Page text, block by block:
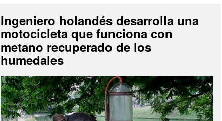
Ingeniero holandés desarrolla una
motocicleta que funciona con
metano recuperado de los
humedales